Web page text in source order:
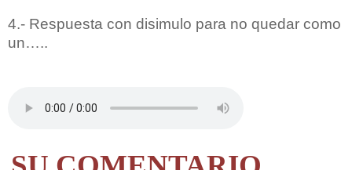
4.- Respuesta con disimulo para no quedar como
un…..